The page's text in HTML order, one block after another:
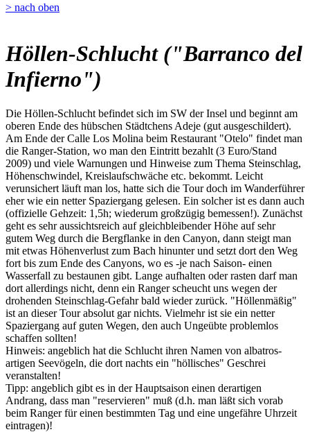
> nach oben
Höllen-Schlucht ("Barranco del
Infierno")
Die Höllen-Schlucht befindet sich im SW der Insel und beginnt am
oberen Ende des hübschen Städtchens Adeje (gut ausgeschildert).
Am Ende der Calle Los Molina beim Restaurant "Otelo" findet man
die Ranger-Station, wo man den Eintritt bezahlt (3 Euro/Stand
2009) und viele Warnungen und Hinweise zum Thema Steinschlag,
Höhenschwindel, Kreislaufschwäche etc. bekommt. Leicht
verunsichert läuft man los, hatte sich die Tour doch im Wanderführer
eher wie ein netter Spaziergang gelesen. Ein solcher ist es dann auch
(offizielle Gehzeit: 1,5h; wiederum großzügig bemessen!). Zunächst
geht es sehr aussichtsreich auf gleichbleibender Höhe auf sehr
gutem Weg durch die Bergflanke in den Canyon, dann steigt man
mit etwas Höhenverlust zum Bach hinunter und setzt dort den Weg
fort bis zum Ende des Canyons, wo es -je nach Saison- einen
Wasserfall zu bestaunen gibt. Lange aufhalten oder rasten darf man
dort allerdings nicht, denn ein Ranger scheucht uns wegen der
drohenden Steinschlag-Gefahr bald wieder zurück. "Höllenmäßig"
ist an dieser Tour absolut gar nichts. Vielmehr ist sie ein netter
Spaziergang auf guten Wegen, den auch Ungeübte problemlos
schaffen sollten!
Hinweis: angeblich hat die Schlucht ihren Namen von albatros-
artigen Seevögeln, die dort nachts ein "höllisches" Geschrei
veranstalten!
Tipp: angeblich gibt es in der Hauptsaison einen derartigen
Andrang, dass man "reservieren" muß (d.h. man läßt sich vorab
beim Ranger für einen bestimmten Tag und eine ungefähre Uhrzeit
eintragen)!